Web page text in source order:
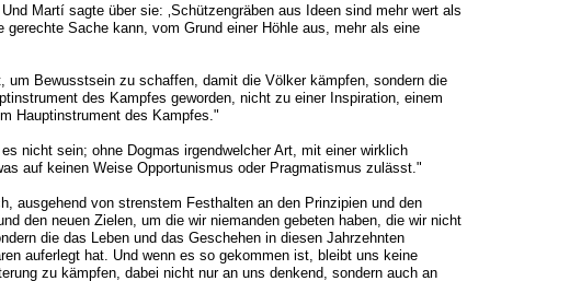
Martí sagte über sie: ‚Schützengräben aus Ideen sind mehr wert als
gerechte Sache kann, vom Grund einer Höhle aus, mehr als eine
um Bewusstsein zu schaffen, damit die Völker kämpfen, sondern die
des Kampfes geworden, nicht zu einer Inspiration, einem
Hauptinstrument des Kampfes."
nicht sein; ohne Dogmas irgendwelcher Art, mit einer wirklich
auf keinen Weise Opportunismus oder Pragmatismus zulässt."
ausgehend von strenstem Festhalten an den Prinzipien und den
den neuen Zielen, um die wir niemanden gebeten haben, die wir nicht
die das Leben und das Geschehen in diesen Jahrzehnten
auferlegt hat. Und wenn es so gekommen ist, bleibt uns keine
zu kämpfen, dabei nicht nur an uns denkend, sondern auch an